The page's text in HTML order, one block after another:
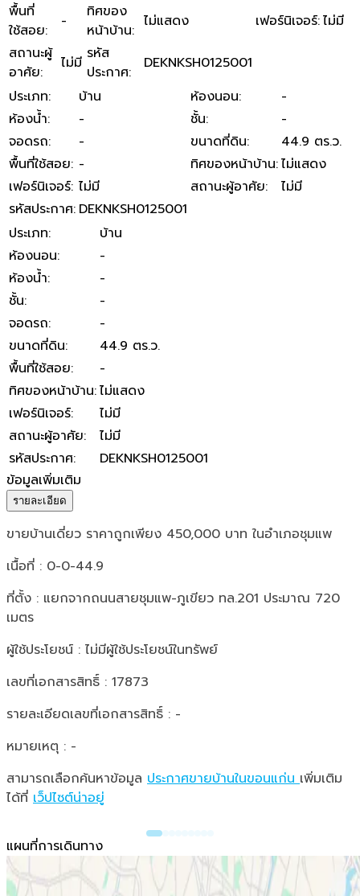
พื้นที่
ใช้สอย: -
ทิศของ
หน้าบ้าน: ไม่แสดง เฟอร์นิเจอร์:ไม่มี
สถานะผู้
อาศัย: ไม่มี รหัส
ประกาศ:
DEKNKSH0125001
ประเภท: บ้าน ห้องนอน:
-
ห้องน้ำ: - ชั้น:
-
จอดรถ: - ขนาดที่ดิน:
44.9 ตร.ว.
พื้นที่ใช้สอย: - ทิศของหน้าบ้าน:ไม่แสดง
เฟอร์นิเจอร์: ไม่มี สถานะผู้อาศัย:
ไม่มี
รหัสประกาศ: DEKNKSH0125001
ประเภท:
บ้าน
ห้องนอน:
-
ห้องน้ำ:
-
ชั้น:
-
จอดรถ:
-
ขนาดที่ดิน:
44.9 ตร.ว.
พื้นที่ใช้สอย:
-
ทิศของหน้าบ้าน:ไม่แสดง
เฟอร์นิเจอร์:
ไม่มี
สถานะผู้อาศัย:
ไม่มี
รหัสประกาศ:
DEKNKSH0125001
ข้อมูลเพิ่มเติม
รายละเอียด
ขายบ้านเดี่ยว ราคาถูกเพียง 450,000 บาท ในอำเภอชุมแพ
เนื้อที่ : 0-0-44.9
ที่ตั้ง : แยกจากถนนสายชุมแพ-ภูเขียว ทล.201 ประมาณ 720
เมตร
ผู้ใช้ประโยชน์ : ไม่มีผู้ใช้ประโยชน์ในทรัพย์
เลขที่เอกสารสิทธิ์ : 17873
รายละเอียดเลขที่เอกสารสิทธิ์ : -
หมายเหตุ : -
สามารถเลือกค้นหาข้อมูล ประกาศขายบ้านในขอนแก่นเพิ่มเติม
ได้ที่ เว็ปไซต์น่าอยู่
แผนที่การเดินทาง